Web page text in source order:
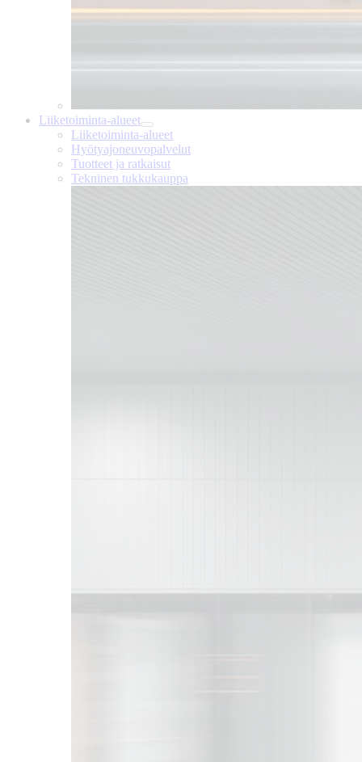
Liiketoiminta-alueet
Liiketoiminta-alueet
Hyötyajoneuvopalvelut
Tuotteet ja ratkaisut
Tekninen tukkukauppa